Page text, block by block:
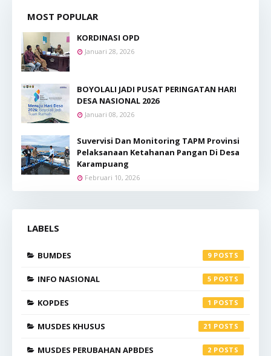
MOST POPULAR
KORDINASI OPD
Januari 28, 2026
BOYOLALI JADI PUSAT PERINGATAN HARI
DESA NASIONAL 2026
Januari 08, 2026
Suvervisi Dan Monitoring TAPM Provinsi
Pelaksanaan Ketahanan Pangan Di Desa
Karampuang
Februari 10, 2026
LABELS
BUMDES 9
INFO NASIONAL 5
KOPDES 1
MUSDES KHUSUS 21
MUSDES PERUBAHAN APBDES 2